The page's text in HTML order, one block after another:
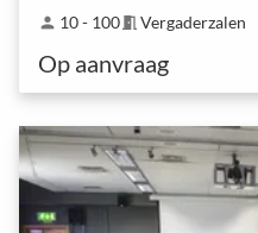
person 10 - 100meeting_room Vergaderzalen
Op aanvraag